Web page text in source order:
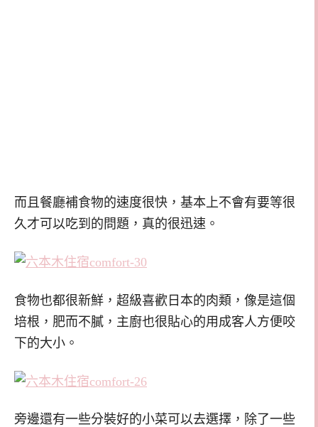
而且餐廳補食物的速度很快，基本上不會有要等很
久才可以吃到的問題，真的很迅速。
食物也都很新鮮，超級喜歡日本的肉類，像是這個
培根，肥而不膩，主廚也很貼心的用成客人方便咬
下的大小。
旁邊還有一些分裝好的小菜可以去選擇，除了一些